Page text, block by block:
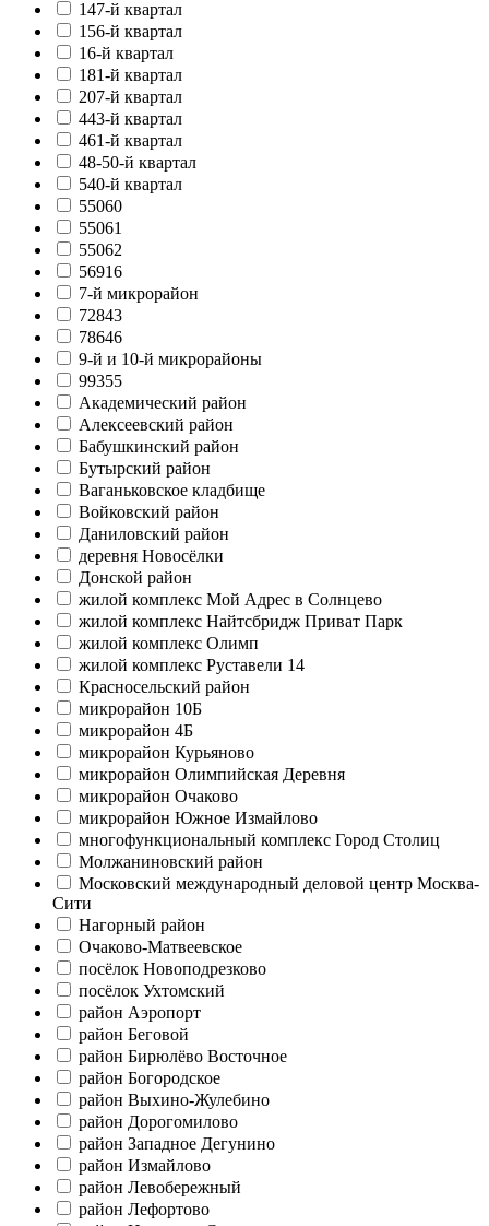
147-й квартал
156-й квартал
16-й квартал
181-й квартал
207-й квартал
443-й квартал
461-й квартал
48-50-й квартал
540-й квартал
55060
55061
55062
56916
7-й микрорайон
72843
78646
9-й и 10-й микрорайоны
99355
Академический район
Алексеевский район
Бабушкинский район
Бутырский район
Ваганьковское кладбище
Войковский район
Даниловский район
деревня Новосёлки
Донской район
жилой комплекс Мой Адрес в Солнцево
жилой комплекс Найтсбридж Приват Парк
жилой комплекс Олимп
жилой комплекс Руставели 14
Красносельский район
микрорайон 10Б
микрорайон 4Б
микрорайон Курьяново
микрорайон Олимпийская Деревня
микрорайон Очаково
микрорайон Южное Измайлово
многофункциональный комплекс Город Столиц
Молжаниновский район
Московский международный деловой центр Москва-
Сити
Нагорный район
Очаково-Матвеевское
посёлок Новоподрезково
посёлок Ухтомский
район Аэропорт
район Беговой
район Бирюлёво Восточное
район Богородское
район Выхино-Жулебино
район Дорогомилово
район Западное Дегунино
район Измайлово
район Левобережный
район Лефортово